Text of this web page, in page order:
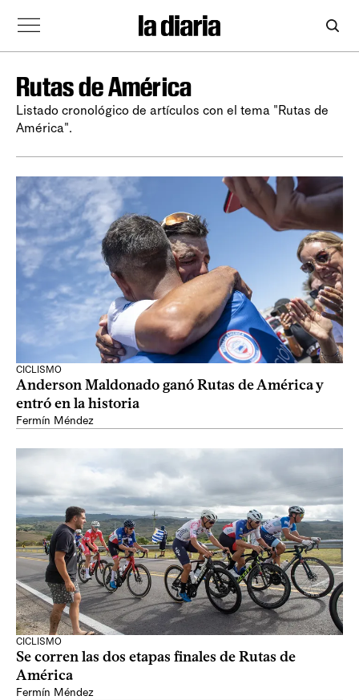
Rutas de América
Listado cronológico de artículos con el tema "Rutas de
América".
CICLISMO
Anderson Maldonado ganó Rutas de América y
entró en la historia
Fermín Méndez
CICLISMO
Se corren las dos etapas finales de Rutas de
América
Fermín Méndez